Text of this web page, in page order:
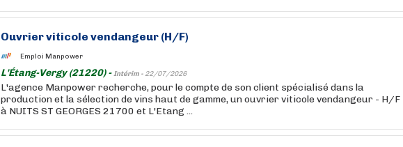
Ouvrier viticole vendangeur (H/F)
Emploi Manpower
L'Étang-Vergy (21220) -Intérim - 22/07/2026
L'agence Manpower recherche, pour le compte de son client spécialisé dans la
production et la sélection de vins haut de gamme, un ouvrier viticole vendangeur - H/F
à NUITS ST GEORGES 21700 et L'Etang ...